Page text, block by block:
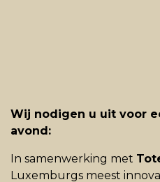
Wij nodigen u uit voor
avond:
In samenwerking met
Luxemburgs meest